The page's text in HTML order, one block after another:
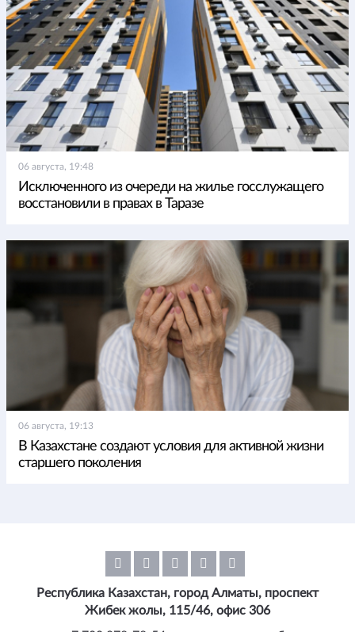
06 августа, 19:48
Исключенного из очереди на жилье госслужащего
восстановили в правах в Таразе
06 августа, 19:13
В Казахстане создают условия для активной жизни
старшего поколения
Республика Казахстан, город Алматы, проспект
Жибек жолы, 115/46, офис 306